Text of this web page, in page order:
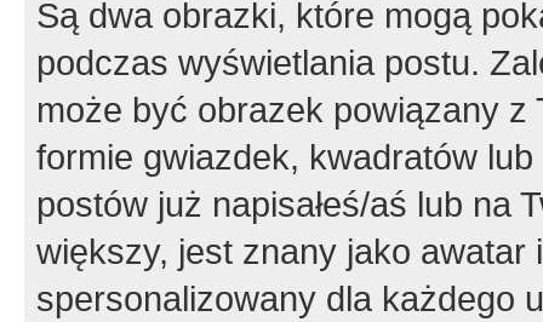
Są dwa obrazki, które mogą
podczas wyświetlania postu.
może być obrazek powiązany z
formie gwiazdek, kwadratów
postów już napisałeś/aś lub na
większy, jest znany jako
spersonalizowany dla każdego